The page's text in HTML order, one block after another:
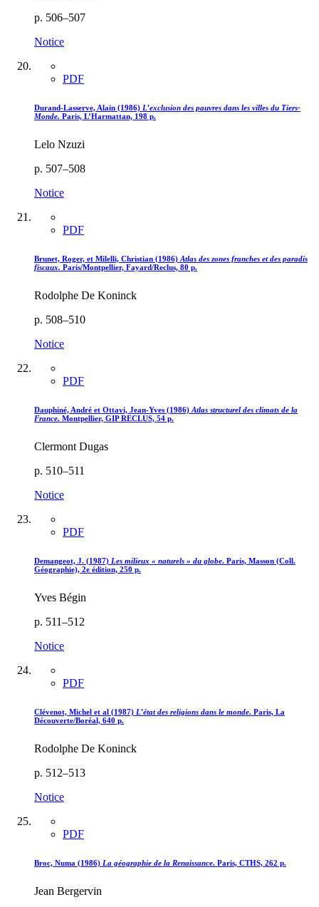
p. 506–507
Notice
PDF
Durand-Lasserve, Alain (1986) L’exclusion des pauvres dans les villes du Tiers-
Monde. Paris, L’Harmattan, 198 p.
Lelo Nzuzi
p. 507–508
Notice
PDF
Brunet, Roger, et Milelli, Christian (1986) Atlas des zones franches et des paradis
fiscaux. Paris/Montpellier, Fayard/Reclus, 80 p.
Rodolphe De Koninck
p. 508–510
Notice
PDF
Dauphiné, André et Ottavi, Jean-Yves (1986) Atlas structurel des climats de la
France. Montpellier, GIP RECLUS, 54 p.
Clermont Dugas
p. 510–511
Notice
PDF
Demangeot, J. (1987) Les milieux « naturels » du globe. Paris, Masson (Coll.
Géographie), 2e édition, 250 p.
Yves Bégin
p. 511–512
Notice
PDF
Clévenot, Michel et al (1987) L’état des religions dans le monde. Paris, La
Découverte/Boréal, 640 p.
Rodolphe De Koninck
p. 512–513
Notice
PDF
Broc, Numa (1986) La géographie de la Renaissance. Paris, CTHS, 262 p.
Jean Bergervin